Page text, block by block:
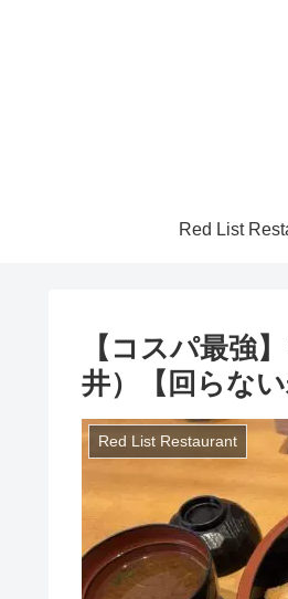
Red List
【コスパ最強
井）【回らない
Red List Restaurant